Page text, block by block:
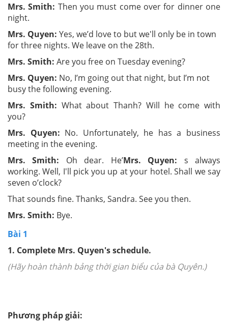
Mrs. Smith: Then you must come over for dinner one
night.
Mrs. Quyen: Yes, we’d love to but we'll only be in town
for three nights. We leave on the 28th.
Mrs. Smith: Are you free on Tuesday evening?
Mrs. Quyen: No, I’m going out that night, but I’m not
busy the following evening.
Mrs. Smith: What about Thanh? Will he come with
you?
Mrs. Quyen: No. Unfortunately, he has a business
meeting in the evening.
Mrs. Smith: Oh dear. He’Mrs. Quyen: s always
working. Well, I'll pick you up at your hotel. Shall we say
seven o’clock?
That sounds fine. Thanks, Sandra. See you then.
Mrs. Smith: Bye.
Bài 1
1. Complete Mrs. Quyen'sschedule.
(Hãy hoàn thành bảng thời gian biểu của bà Quyên.)
Phương pháp giải: